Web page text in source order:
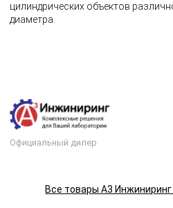
цилиндрических объектов
диаметра.
Официальный дилер
Все товары А3 Инжиниринг